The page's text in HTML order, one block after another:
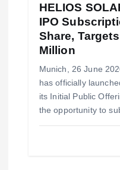
HELIOS
IPO
Share,
Million
Munich, 26 June
has officially
its Initial Public
the opportunity to